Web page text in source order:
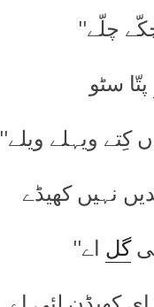
چلّے''
پتّا سٹو
کِتے ویہلے ویلے''
نہیں کھیڈے
گل اے''